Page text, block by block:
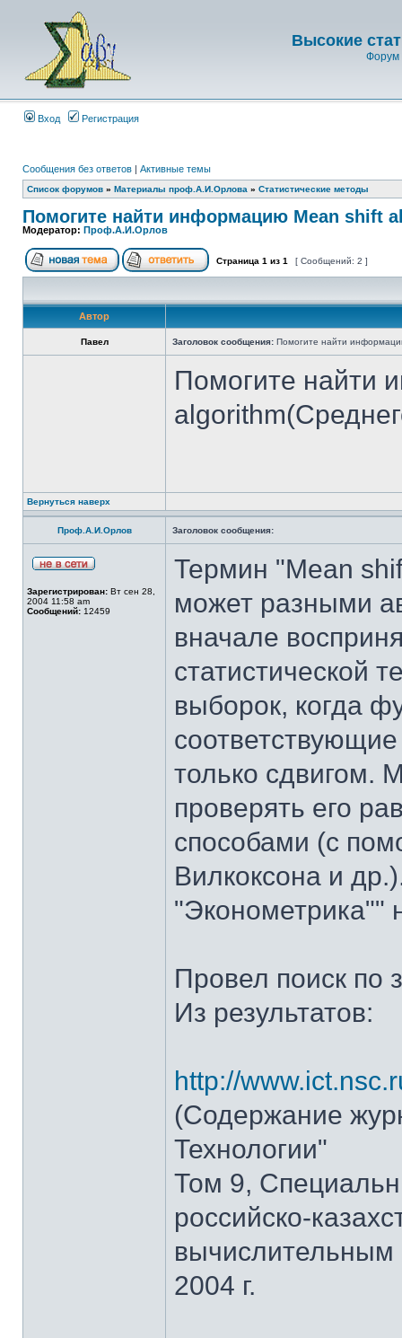
Высокие
Форум
Вход Регистрация
Сообщения без ответов | Активные темы
Список форумов » Материалы проф.А.И.Орлова » Статистические методы
Помогите найти информацию Mean shift
Модератор: Проф.А.И.Орлов
Страница 1 из 1 [ Сообщений: 2 ]
Автор
Павел Заголовок сообщения: Помогите найти
Помогите найти
Вернуться наверх
Проф.А.И.Орлов Заголовок сообщения:
Зарегистрирован: Вт сен 28,
2004 11:58 am
Сообщений: 12459
Термин "Mean
может разными
вначале
статистической
выборок, когда
только сдвигом.
проверять его
способами (с
Вилкоксона и
"Эконометрика""
Провел поиск по
Из результатов:
http://
(Содержание
Технологии"
Том 9,
российско-
2004 г.